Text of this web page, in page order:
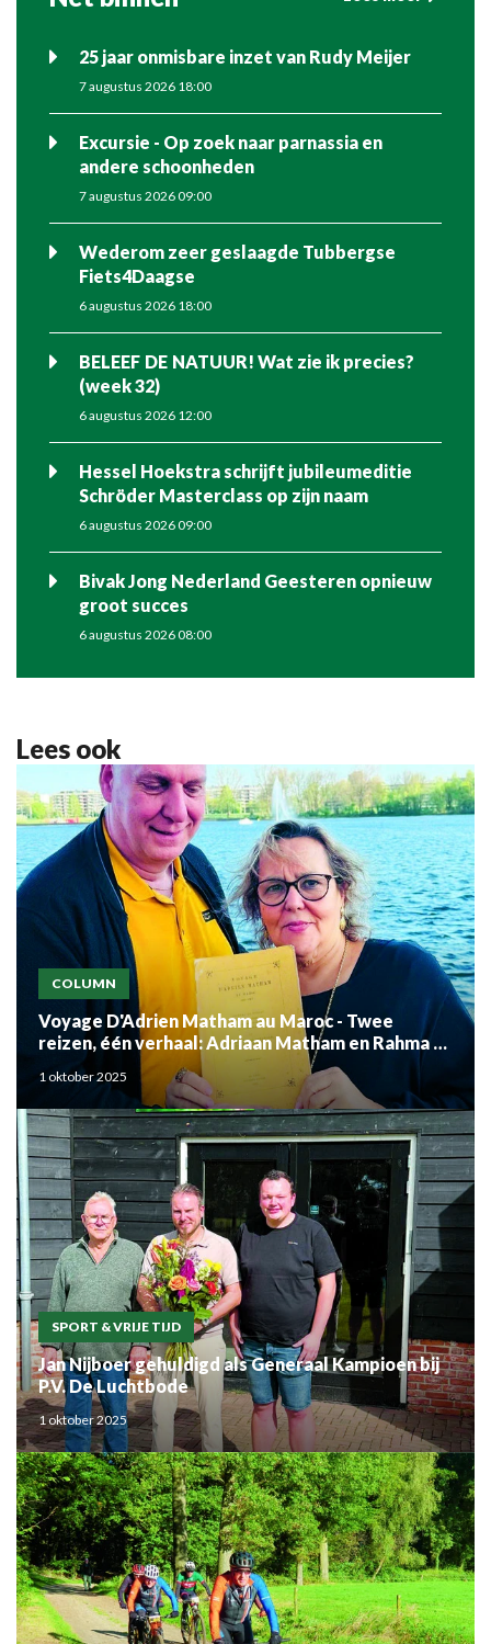
25 jaar onmisbare inzet van Rudy Meijer
7 augustus 2026 18:00
Excursie - Op zoek naar parnassia en
andere schoonheden
7 augustus 2026 09:00
Wederom zeer geslaagde Tubbergse
Fiets4Daagse
6 augustus 2026 18:00
BELEEF DE NATUUR! Wat zie ik precies?
(week 32)
6 augustus 2026 12:00
Hessel Hoekstra schrijft jubileumeditie
Schröder Masterclass op zijn naam
6 augustus 2026 09:00
Bivak Jong Nederland Geesteren opnieuw
groot succes
6 augustus 2026 08:00
Lees ook
COLUMN
Voyage D'Adrien Matham au Maroc - Twee
reizen, één verhaal: Adriaan Matham en Rahma el
Mouden
1 oktober 2025
SPORT & VRIJE TIJD
Jan Nijboer gehuldigd als Generaal Kampioen bij
P.V. De Luchtbode
1 oktober 2025